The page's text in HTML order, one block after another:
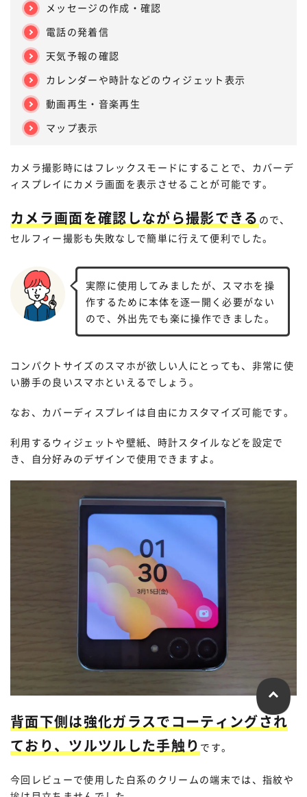
メッセージの作成・確認
電話の発着信
天気予報の確認
カレンダーや時計などのウィジェット表示
動画再生・音楽再生
マップ表示
カメラ撮影時にはフレックスモードにすることで、カバーデ
ィスプレイにカメラ画面を表示させることが可能です。
カメラ画面を確認しながら撮影できる ので、
セルフィー撮影も失敗なしで簡単に行えて便利でした。
実際に使用してみましたが、スマホを操
作するために本体を逐一開く必要がない
ので、外出先でも楽に操作できました。
コンパクトサイズのスマホが欲しい人にとっても、非常に使
い勝手の良いスマホといえるでしょう。
なお、カバーディスプレイは自由にカスタマイズ可能です。
利用するウィジェットや壁紙、時計スタイルなどを設定で
き、自分好みのデザインで使用できますよ。
背面下側は強化ガラスでコーティングされ
ており、ツルツルした手触り です。
今回レビューで使用した白系のクリームの端末では、指紋や